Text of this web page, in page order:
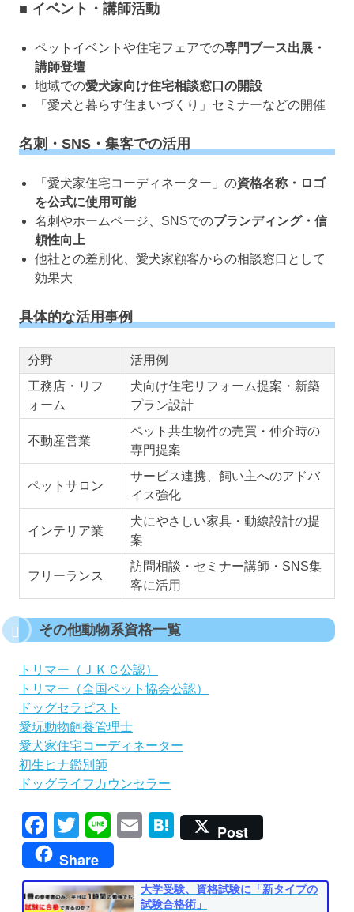
■ イベント・講師活動
ペットイベントや住宅フェアでの専門ブース出展・
講師登壇
地域での愛犬家向け住宅相談窓口の開設
「愛犬と暮らす住まいづくり」セミナーなどの開催
名刺・SNS・集客での活用
「愛犬家住宅コーディネーター」の資格名称・ロゴ
を公式に使用可能
名刺やホームページ、SNSでのブランディング・信
頼性向上
他社との差別化、愛犬家顧客からの相談窓口として
効果大
具体的な活用事例
分野
活用例
工務店・リフ
ォーム
犬向け住宅リフォーム提案・新築
プラン設計
不動産営業
ペット共生物件の売買・仲介時の
専門提案
ペットサロン
サービス連携、飼い主へのアドバ
イス強化
インテリア業
犬にやさしい家具・動線設計の提
案
フリーランス
訪問相談・セミナー講師・SNS集
客に活用
その他動物系資格一覧
トリマー（ＪＫＣ公認）
トリマー（全国ペット協会公認）
ドッグセラピスト
愛玩動物飼養管理士
愛犬家住宅コーディネーター
初生ヒナ鑑別師
ドッグライフカウンセラー
Facebook
TwitterLineEmailHatena
Post
Share
大学受験、資格試験に「新タイプの
試験合格術」